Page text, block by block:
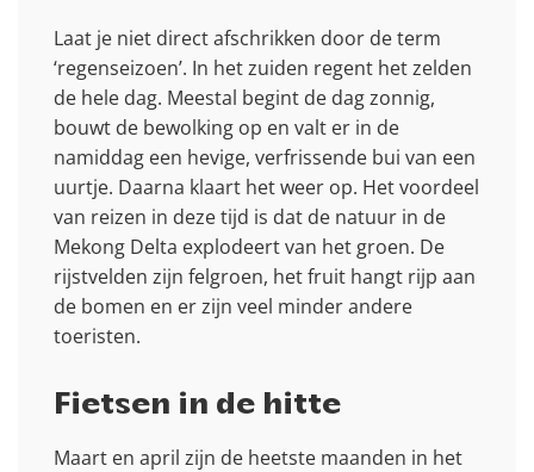
Laat je niet direct afschrikken door de term
‘regenseizoen’. In het zuiden regent het zelden
de hele dag. Meestal begint de dag zonnig,
bouwt de bewolking op en valt er in de
namiddag een hevige, verfrissende bui van een
uurtje. Daarna klaart het weer op. Het voordeel
van reizen in deze tijd is dat de natuur in de
Mekong Delta explodeert van het groen. De
rijstvelden zijn felgroen, het fruit hangt rijp aan
de bomen en er zijn veel minder andere
toeristen.
Fietsen in de hitte
Maart en april zijn de heetste maanden in het